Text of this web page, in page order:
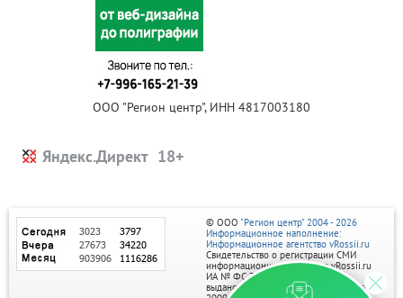
ООО "Регион центр", ИНН 4817003180
Яндекс.Директ
© ООО "Регион центр" 2004 - 2026
Информационное наполнение:
Информационное агентство vRossii.ru
Свидетельство о регистрации СМИ
информационного агентства vRossii.ru
ИА № ФС 77‑35502
выдано РОСКОМНАДЗОРом 04 марта